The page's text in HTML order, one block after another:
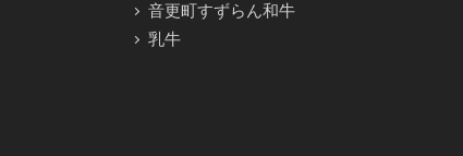
音更町すずらん和牛
乳牛